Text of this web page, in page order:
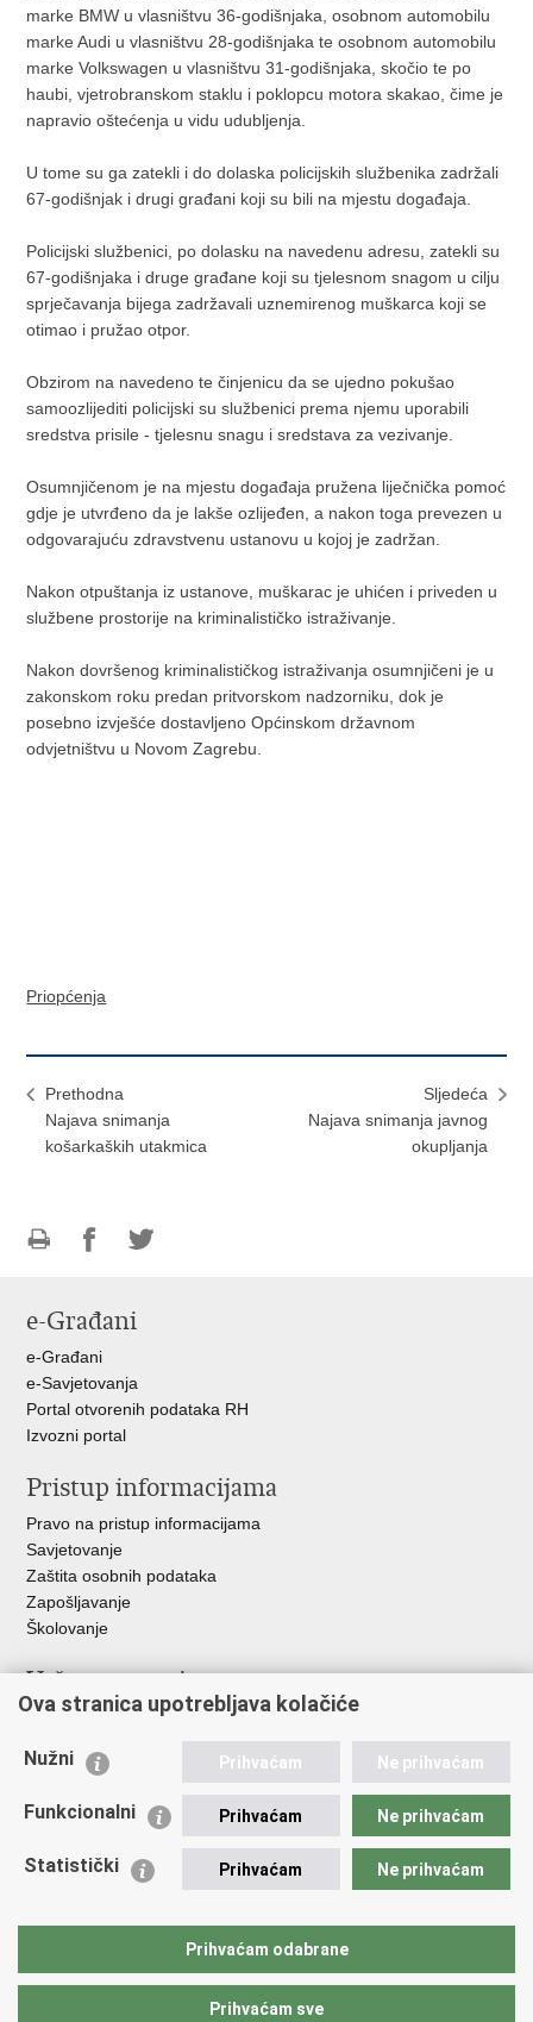
marke BMW u vlasništvu 36-godišnjaka, osobnom automobilu
marke Audi u vlasništvu 28-godišnjaka te osobnom automobilu
marke Volkswagen u vlasništvu 31-godišnjaka, skočio te po
haubi, vjetrobranskom staklu i poklopcu motora skakao, čime je
napravio oštećenja u vidu udubljenja.
U tome su ga zatekli i do dolaska policijskih službenika zadržali
67-godišnjak i drugi građani koji su bili na mjestu događaja.
Policijski službenici, po dolasku na navedenu adresu, zatekli su
67-godišnjaka i druge građane koji su tjelesnom snagom u cilju
sprječavanja bijega zadržavali uznemirenog muškarca koji se
otimao i pružao otpor.
Obzirom na navedeno te činjenicu da se ujedno pokušao
samoozlijediti policijski su službenici prema njemu uporabili
sredstva prisile - tjelesnu snagu i sredstava za vezivanje.
Osumnjičenom je na mjestu događaja pružena liječnička pomoć
gdje je utvrđeno da je lakše ozlijeđen, a nakon toga prevezen u
odgovarajuću zdravstvenu ustanovu u kojoj je zadržan.
Nakon otpuštanja iz ustanove, muškarac je uhićen i priveden u
službene prostorije na kriminalističko istraživanje.
Nakon dovršenog kriminalističkog istraživanja osumnjičeni je u
zakonskom roku predan pritvorskom nadzorniku, dok je
posebno izvješće dostavljeno Općinskom državnom
odvjetništvu u Novom Zagrebu.
Priopćenja
Prethodna
Najava snimanja
košarkaških utakmica
Sljedeća
Najava snimanja javnog
okupljanja
FacebookuTwitteru
e-Građani
e-Građani
e-Savjetovanja
Portal otvorenih podataka RH
Izvozni portal
Pristup informacijama
Pravo na pristup informacijama
Savjetovanje
Zaštita osobnih podataka
Zapošljavanje
Školovanje
Važne poveznice
Ministarstvo unutarnjih poslova
Udruge
Policijska akademija
Zaklada policijske solidarnosti
Vučetić"
Ova stranica upotrebljava kolačiće
Nužni Prihvaćam Ne prihvaćam
Funkcionalni Prihvaćam Ne prihvaćam
Statistički Prihvaćam Ne prihvaćam
Prihvaćam odabrane
Prihvaćam sve